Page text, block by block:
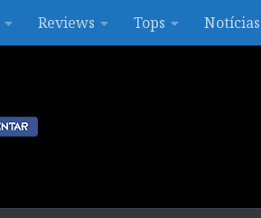
Reviews Tops Notícias